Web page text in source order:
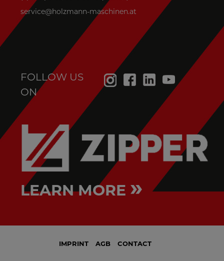
service@holzmann-maschinen.at
FOLLOW US
ON
LEARN MORE »
IMPRINT AGB CONTACT